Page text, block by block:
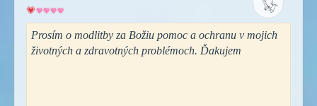
Prosím o modlitby za Božiu pomoc a ochranu v mojich
životných a zdravotných problémoch. Ďakujem